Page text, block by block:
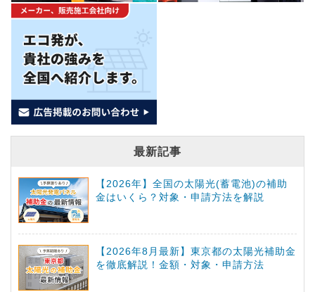
最新記事
【2026年】全国の太陽光(蓄電池)の補助
金はいくら？対象・申請方法を解説
【2026年8月最新】東京都の太陽光補助金
を徹底解説！金額・対象・申請方法